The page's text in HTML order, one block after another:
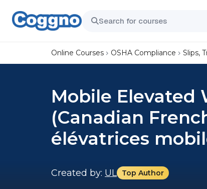
Online Courses OSHA Compliance Slips,
Mobile Elevated
(Canadian
élévatrices
Created by: UL Top Author